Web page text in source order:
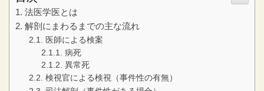
法医学医とは
解剖にまわるまでの主な流れ
医師による検案
病死
異常死
検視官による検視（事件性の有無）